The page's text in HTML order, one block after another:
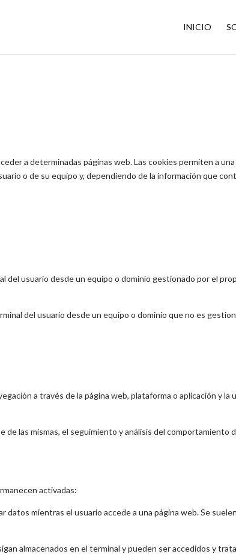
INICIO
a determinadas páginas web. Las cookies permiten a
o de su equipo y, dependiendo de la información que
del usuario desde un equipo o dominio gestionado por el
del usuario desde un equipo o dominio que no es
a través de la página web, plataforma o aplicación y
de las mismas, el seguimiento y análisis del comportamiento
activadas:
datos mientras el usuario accede a una página web. Se
almacenados en el terminal y pueden ser accedidos y